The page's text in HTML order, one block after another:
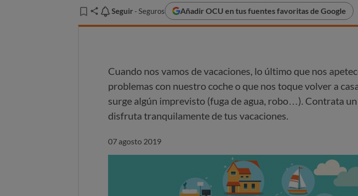
Seguir
Seguir - Seguros Añadir OCU en tus fuentes favoritas de Google
Cuando nos vamos de vacaciones, lo último que nos
problemas con nuestro coche o que nos toque volver a
surge algún imprevisto (fuga de agua, robo…). Contrata
disfruta tranquilamente de tus vacaciones.
07 agosto 2019